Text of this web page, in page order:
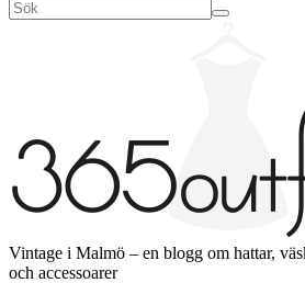
Vintage i Malmö – en blogg om hattar,
och accessoarer